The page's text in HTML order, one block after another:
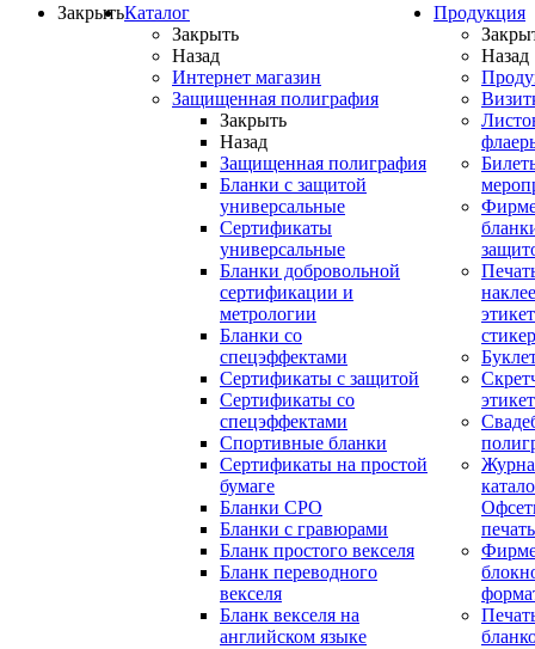
ЗакрытьКаталог
Закрыть
Назад
Интернет магазин
Защищенная полиграфия
Закрыть
Назад
Защищенная полиграфия
Бланки с защитой
универсальные
Сертификаты
универсальные
Бланки добровольной
сертификации и
метрологии
Бланки со
спецэффектами
Сертификаты с защитой
Сертификаты со
спецэффектами
Спортивные бланки
Cертификаты на простой
бумаге
Бланки СРО
Бланки с гравюрами
Бланк простого векселя
Бланк переводного
векселя
Бланк векселя на
английском языке
Продукция
Назад
печать